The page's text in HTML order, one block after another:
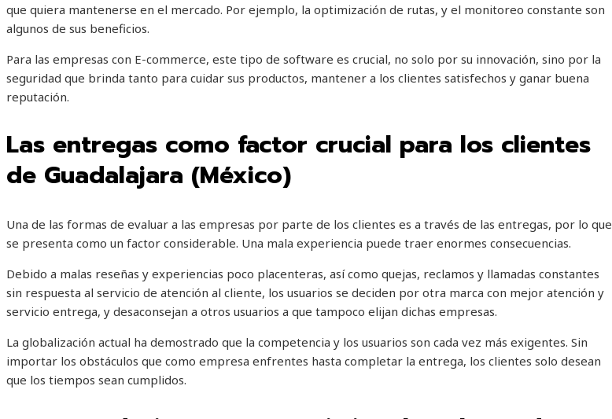
que quiera mantenerse en el mercado. Por ejemplo, la optimización de rutas, y el monitoreo constante son
algunos de sus beneficios.
Para las empresas con E-commerce, este tipo de software es crucial, no solo por su innovación, sino por la
seguridad que brinda tanto para cuidar sus productos, mantener a los clientes satisfechos y ganar buena
reputación.
Las entregas como factor crucial para los clientes
de Guadalajara (México)
Una de las formas de evaluar a las empresas por parte de los clientes es a través de las entregas, por lo que
se presenta como un factor considerable. Una mala experiencia puede traer enormes consecuencias.
Debido a malas reseñas y experiencias poco placenteras, así como quejas, reclamos y llamadas constantes
sin respuesta al servicio de atención al cliente, los usuarios se deciden por otra marca con mejor atención y
servicio entrega, y desaconsejan a otros usuarios a que tampoco elijan dichas empresas.
La globalización actual ha demostrado que la competencia y los usuarios son cada vez más exigentes. Sin
importar los obstáculos que como empresa enfrentes hasta completar la entrega, los clientes solo desean
que los tiempos sean cumplidos.